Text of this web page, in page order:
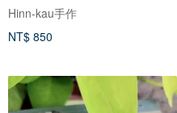
Hinn-kau手作
NT$ 850